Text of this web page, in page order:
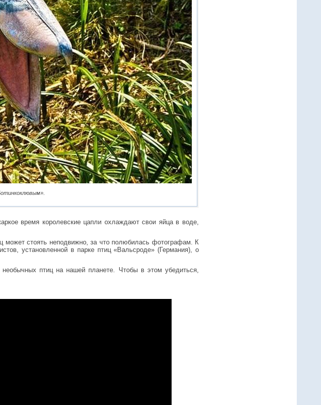
время королевские цапли охлаждают свои яйца в воде,
может стоять неподвижно, за что полюбилась фотографам. К
установленной в парке птиц «Вальсроде» (Германия), о
птиц на нашей планете. Чтобы в этом убедиться,